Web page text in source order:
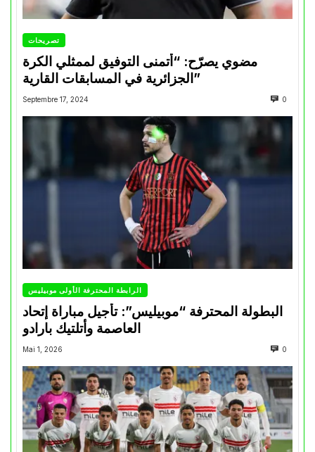
تصريحات
مضوي يصرّح: “أتمنى التوفيق لممثلي الكرة
الجزائرية في المسابقات القارية”
Septembre 17, 2024 0
الرابطة المحترفة الأولى موبيليس
البطولة المحترفة “موبيليس”: تأجيل مباراة إتحاد
العاصمة وأتلتيك بارادو
Mai 1, 2026 0